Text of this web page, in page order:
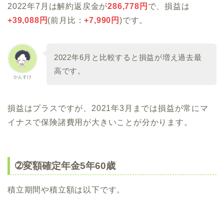
2022年7月は解約返戻金が286,778円 で、損益は
+39,088 円 (前月比：+7,990円)です。
かんすけ
2022年6月と比較すると損益が増え過去最
高です。
損益はプラスですが、2021年3月までは損益が常にマ
イナスで保険諸費用が大きいことが分かります。
➁変額確定年金5年60歳
積立期間や積立額は以下です。